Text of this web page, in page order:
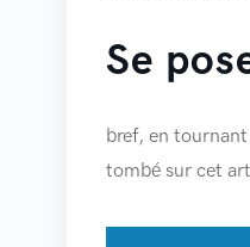
Se
bref, en
tombé sur cet